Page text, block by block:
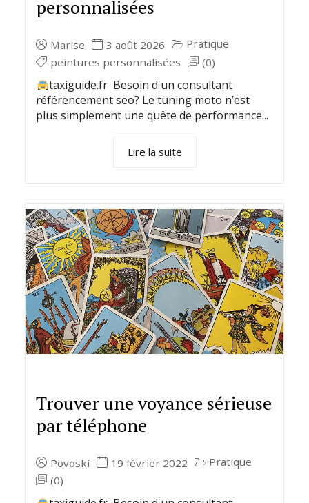
personnalisées
Marise 3 août 2026
Pratique
peintures personnalisées
(0)
taxiguide.fr Besoin d'un consultant
référencement seo? Le tuning moto n’est
plus simplement une quête de performance...
Lire la suite
Trouver une voyance sérieuse
par téléphone
Povoski 19 février 2022
Pratique
(0)